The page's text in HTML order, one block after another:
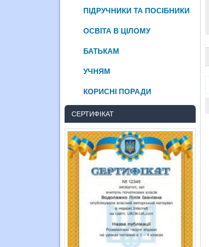
ПІДРУЧНИКИ ТА ПОСІБНИКИ
ОСВІТА В ЦІЛОМУ
БАТЬКАМ
УЧНЯМ
КОРИСНІ ПОРАДИ
СЕРТИФІКАТ